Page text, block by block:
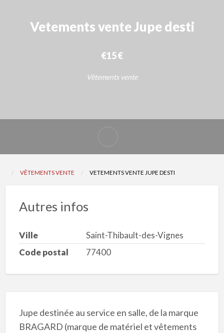
Vetements vente Jupe desti
€15 €
Vêtements vente
un
problème
VÊTEMENTS VENTE VETEMENTS VENTE JUPE DESTI
Autres infos
Ville
Saint-Thibault-des-Vignes
Code postal
77400
Jupe destinée au service en salle, de la marque
BRAGARD (marque de matériel et vêtements